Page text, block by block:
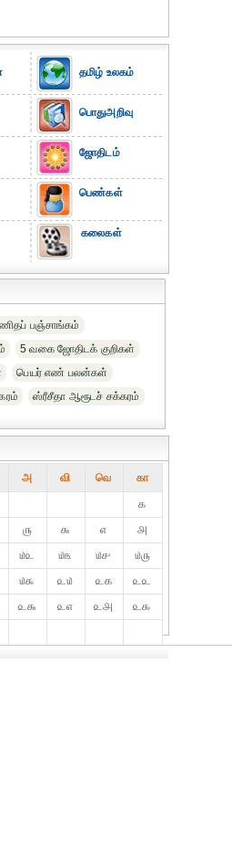
தமிழ் உலகம்
பொதுஅறிவு
ஜோதிடம்
பெண்கள்
கலைகள்
பஞ்சாங்கம்
5 வகை ஜோதிடக் குறிகள்
பெயர் எண் பலன்கள்
ஸ்ரீசீதா ஆரூடச் சக்கரம்
அ வி வெ கா
௧
௫ ௬ ௭
௮
௰௨ ௰௩ ௰௪
௰௫
௰௯ ௨௰ ௨௧
௨௨
௨௬ ௨௭ ௨௮
௨௯